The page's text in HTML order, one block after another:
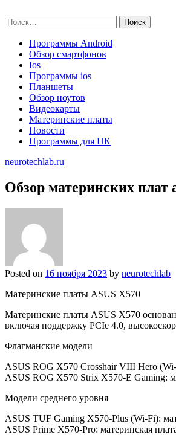
to
content
Найти:
Программы Android
Обзор смартфонов
Ios
Программы ios
Планшеты
Обзор ноутов
Видеокарты
Материнские платы
Новости
Программы для ПК
neurotechlab.ru
Обзор материнских плат
Posted on 16 ноября 2023 by neurotechlab
Материнские платы ASUS X570
Материнские платы ASUS X570
включая поддержку PCIe 4.0,
Флагманские модели
ASUS ROG X570 Crosshair VIII Hero
ASUS ROG X570 Strix X570-E Gaming:
Модели среднего уровня
ASUS TUF Gaming X570-Plus (Wi-Fi):
ASUS Prime X570-Pro: материнская